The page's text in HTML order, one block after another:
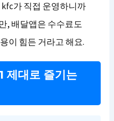
가 직접 운영하니까
, 배달앱은 수수료도
이 힘든 거라고 해요.
제대로 즐기는